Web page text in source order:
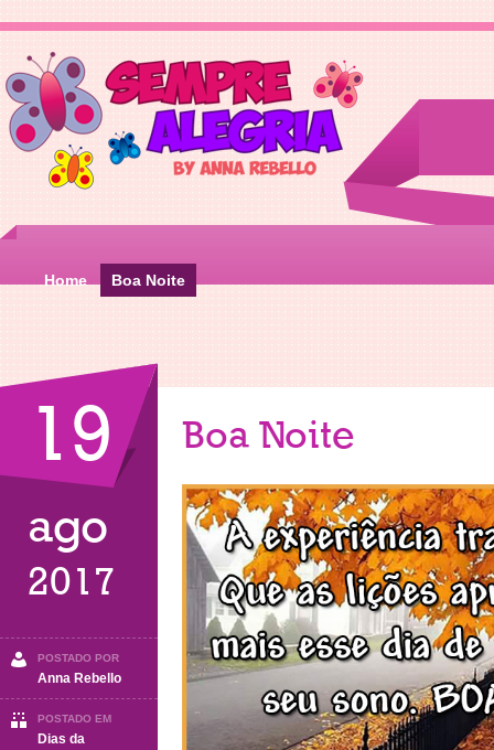
Home Boa Noite
19
ago
2017
POSTADO POR
Anna Rebello
POSTADO EM
Dias da
Boa Noite